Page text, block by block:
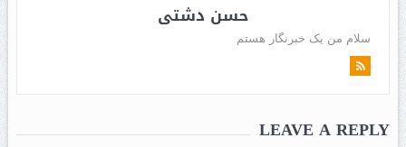
حسن دشتی
سلام من یک خبرنگار هستم
LEAVE A REPLY